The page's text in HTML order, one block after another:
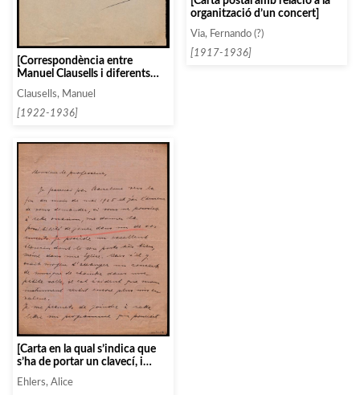
[Correspondència entre
Manuel Clausells i diferents
Adolf Busch o Ricrd Busquets
Juncosa]
Clausells, Manuel
[1922-1936]
organització d’un concert]
Via, Fernando (?)
[1917-1936]
[Carta en la qual s’indica que
s’ha de portar un clavecí, i
s’especifica un possible
programa de concerts]
Ehlers, Alice